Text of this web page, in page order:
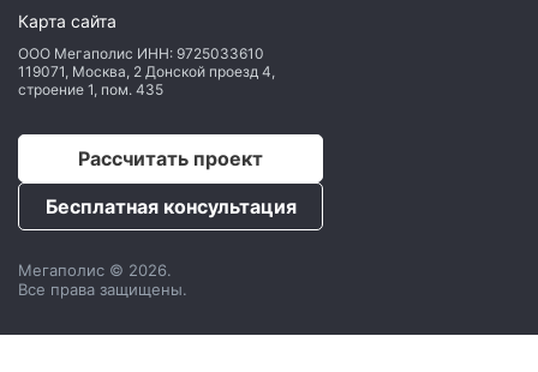
Карта сайта
ООО Мегаполис ИНН: 9725033610
119071, Москва, 2 Донской проезд 4,
строение 1, пом. 435
Рассчитать проект
Бесплатная консультация
Мегаполис © 2026.
Все права защищены.